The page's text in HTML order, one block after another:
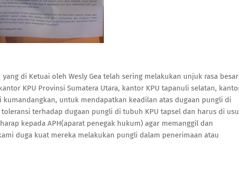
di Ketuai oleh Wesly Gea telah sering melakukan unjuk rasa
KPU Provinsi Sumatera Utara, kantor KPU tapanuli selatan,
untuk mendapatkan keadilan atas dugaan pungli di
terhadap dugaan pungli di tubuh KPU tapsel dan harus di
kepada APH(aparat penegak hukum) agar memanggil dan
duga kuat mereka melakukan pungli dalam penerimaan atau